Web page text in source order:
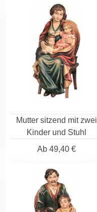
Mutter sitzend mit zwei
Kinder und Stuhl
Ab49,40 €